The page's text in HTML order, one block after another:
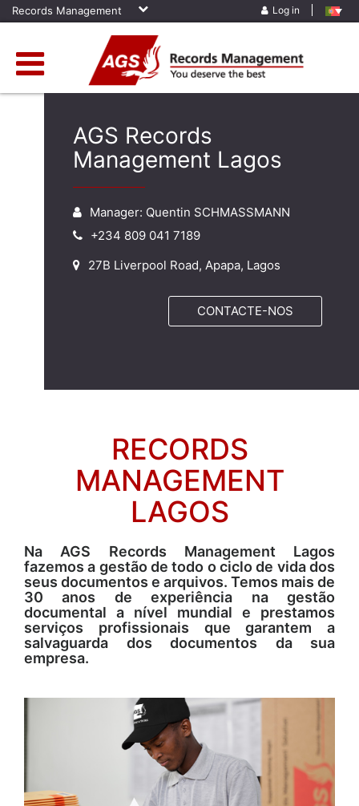
Records Management Log in
AGS Records
Management Lagos
Manager: Quentin SCHMASSMANN
+234 809 041 7189
27B Liverpool Road, Apapa, Lagos
CONTACTE-NOS
RECORDS
MANAGEMENT
LAGOS
Na AGS Records Management Lagos
fazemos a gestão de todo o ciclo de vida dos
seus documentos e arquivos. Temos mais de
30 anos de experiência na gestão
documental a nível mundial e prestamos
serviços profissionais que garantem a
salvaguarda dos documentos da sua
empresa.